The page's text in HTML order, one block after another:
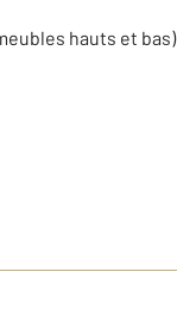
hauts et bas)